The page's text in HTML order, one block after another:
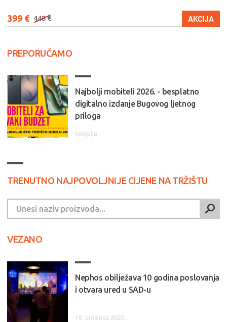
399 € 448 € AKCIJA
PREPORUČAMO
Najbolji mobiteli 2026. - besplatno
digitalno izdanje Bugovog ljetnog
priloga
nedjelja
TRENUTNO NAJPOVOLJNIJE CIJENE NA TRŽIŠTU
VEZANO
Nephos obilježava 10 godina poslovanja
i otvara ured u SAD-u
19. prosinca 2025.